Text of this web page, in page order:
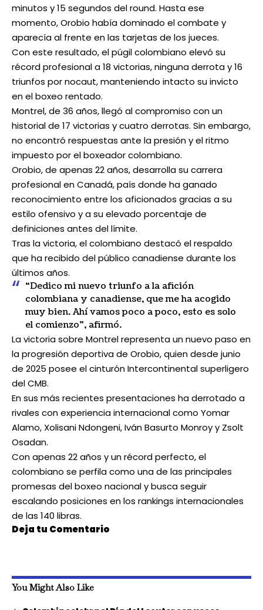
minutos y 15 segundos del round. Hasta ese
momento, Orobio había dominado el combate y
aparecía al frente en las tarjetas de los jueces.
Con este resultado, el púgil colombiano elevó su
récord profesional a 18 victorias, ninguna derrota y 16
triunfos por nocaut, manteniendo intacto su invicto
en el boxeo rentado.
Montrel, de 36 años, llegó al compromiso con un
historial de 17 victorias y cuatro derrotas. Sin embargo,
no encontró respuestas ante la presión y el ritmo
impuesto por el boxeador colombiano.
Orobio, de apenas 22 años, desarrolla su carrera
profesional en Canadá, país donde ha ganado
reconocimiento entre los aficionados gracias a su
estilo ofensivo y a su elevado porcentaje de
definiciones antes del límite.
Tras la victoria, el colombiano destacó el respaldo
que ha recibido del público canadiense durante los
últimos años.
“Dedico mi nuevo triunfo a la afición
colombiana y canadiense, que me ha acogido
muy bien. Ahí vamos poco a poco, esto es solo
el comienzo”, afirmó.
La victoria sobre Montrel representa un nuevo paso en
la progresión deportiva de Orobio, quien desde junio
de 2025 posee el cinturón Intercontinental superligero
del CMB.
En sus más recientes presentaciones ha derrotado a
rivales con experiencia internacional como Yomar
Alamo, Xolisani Ndongeni, Iván Basurto Monroy y Zsolt
Osadan.
Con apenas 22 años y un récord perfecto, el
colombiano se perfila como una de las principales
promesas del boxeo nacional y busca seguir
escalando posiciones en los rankings internacionales
de las 140 libras.
Deja tu Comentario
You Might Also Like